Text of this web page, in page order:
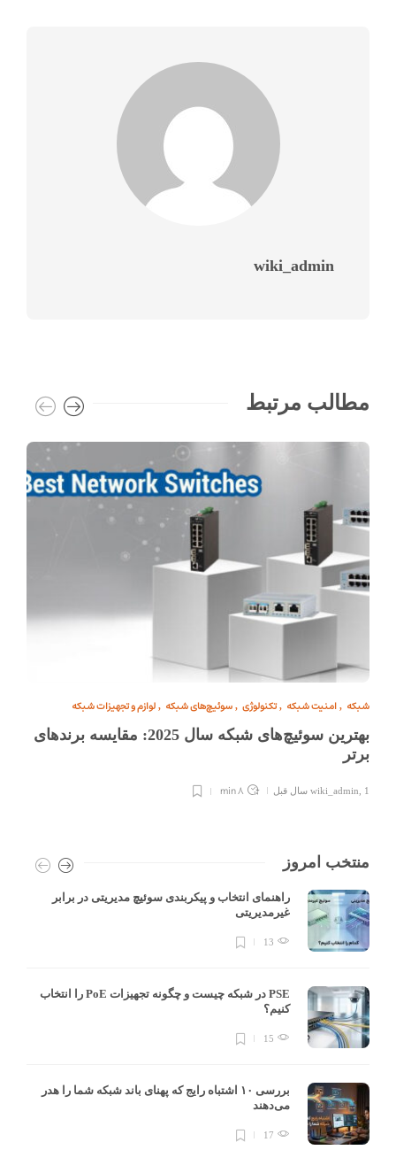
wiki_admin
مطالب مرتبط
شبکه , امنیت شبکه ,تکنولوژی , سوئیچ‌های شبکه , لوازم و تجهیزات شبکه
بهترین سوئیچ‌های شبکه سال 2025: مقایسه برندهای
برتر
wiki_admin 1 سال قبل 8 min
منتخب امروز
راهنمای انتخاب و پیکربندی سوئیچ مدیریتی در برابر
غیرمدیریتی
13
PSE در شبکه چیست و چگونه تجهیزات PoE را انتخاب
کنیم؟
15
بررسی ۱۰ اشتباه رایج که پهنای باند شبکه شما را هدر
می‌دهند
17